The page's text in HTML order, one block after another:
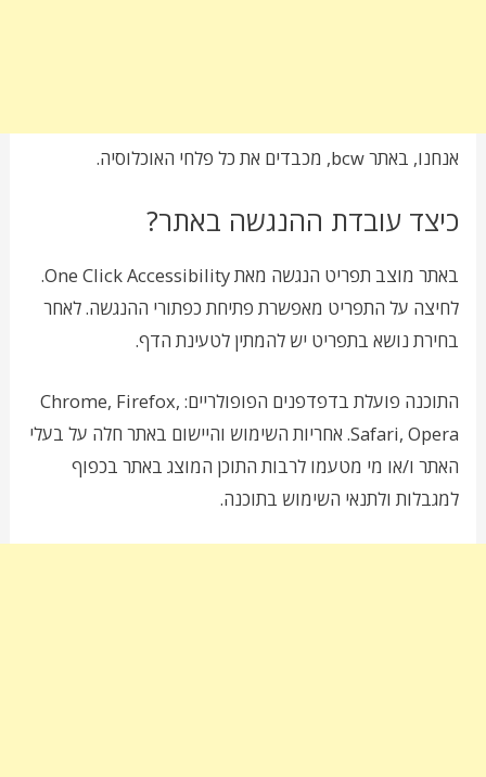
אנחנו, באתר bcw, מכבדים את כל פלחי האוכלוסיה.
כיצד עובדת ההנגשה באתר?
באתר מוצב תפריט הנגשה מאת One Click Accessibility.
לחיצה על התפריט מאפשרת פתיחת כפתורי ההנגשה. לאחר
בחירת נושא בתפריט יש להמתין לטעינת הדף.
התוכנה פועלת בדפדפנים הפופולריים: Chrome, Firefox,
Safari, Opera. אחריות השימוש והיישום באתר חלה על בעלי
האתר ו/או מי מטעמו לרבות התוכן המוצג באתר בכפוף
למגבלות ולתנאי השימוש בתוכנה.